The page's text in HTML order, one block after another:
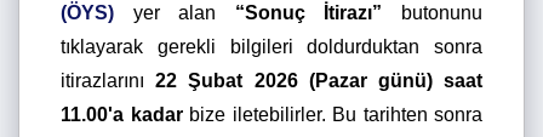
(ÖYS) yer alan “Sonuç İtirazı” butonunu
tıklayarak gerekli bilgileri doldurduktan sonra
itirazlarını22 Şubat 2026 (Pazar günü) saat
11.00'a kadarbize iletebilirler. Bu tarihten sonra